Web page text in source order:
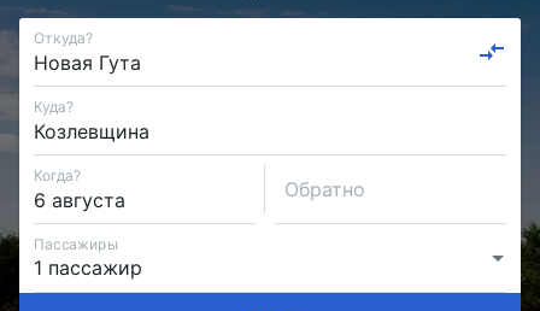
Откуда?
Куда?
Когда?
Обратно
Пассажиры